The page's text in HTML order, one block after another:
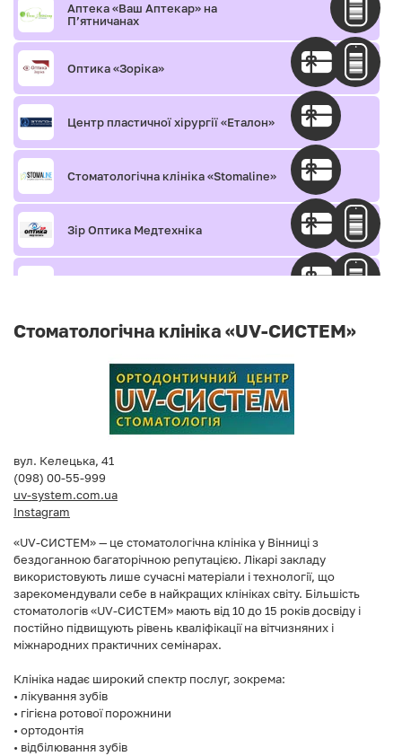
Аптека «Ваш Аптекар» на
П’ятничанах
Оптика «Зоріка»
Центр пластичної хірургії «Еталон»
Стоматологічна клініка «Stomaline»
Зір Оптика Медтехніка
Медичний центр «Євромед»
Стоматологічна клініка SKYDENT
ОСТЕОцентр
Клініка медичної косметології,
дерматології та трихології AMED
Центр контактної корекції зору
«Ваша Оптика»
Стоматологічна клініка «UV-СИСТЕМ»
вул. Келецька, 41
(098) 00-55-999
uv-system.com.ua
Instagram
«UV-СИСТЕМ» — це стоматологічна клініка у Вінниці з
бездоганною багаторічною репутацією. Лікарі закладу
використовують лише сучасні матеріали і технології, що
зарекомендували себе в найкращих клініках світу. Більшість
стоматологів «UV-СИСТЕМ» мають від 10 до 15 років досвіду і
постійно підвищують рівень кваліфікації на вітчизняних і
міжнародних практичних семінарах.
Клініка надає широкий спектр послуг, зокрема:
• лікування зубів
• гігієна ротової порожнини
• ортодонтія
• відбілювання зубів